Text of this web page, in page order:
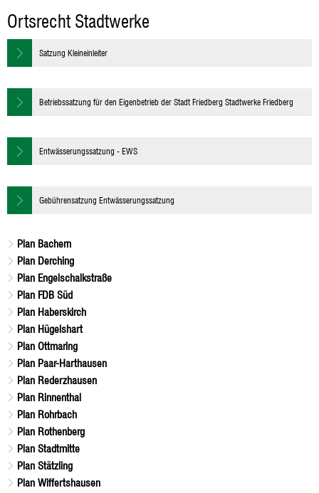
Stadtwerke
Ortsrecht Stadtwerke
Satzung Kleineinleiter
Betriebssatzung für den Eigenbetrieb der Stadt Friedberg Stadtwerke Friedberg
Entwässerungssatzung - EWS
Gebührensatzung Entwässerungssatzung
Plan Bachern
Plan Derching
Plan Engelschalkstraße
Plan FDB Süd
Plan Haberskirch
Plan Hügelshart
Plan Ottmaring
Plan Paar-Harthausen
Plan Rederzhausen
Plan Rinnenthal
Plan Rohrbach
Plan Rothenberg
Plan Stadtmitte
Plan Stätzling
Plan Wiffertshausen